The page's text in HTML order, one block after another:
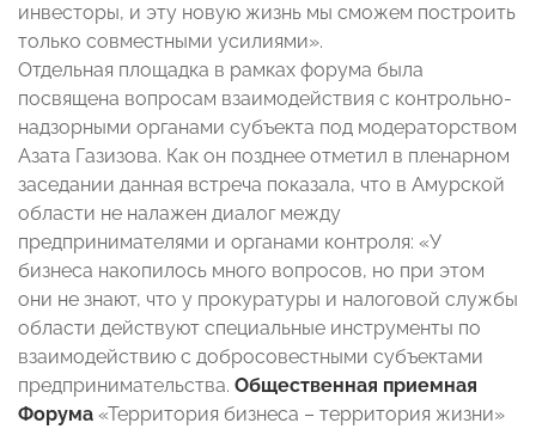
инвесторы, и эту новую жизнь мы сможем построить
только совместными усилиями».
Отдельная площадка в рамках форума была
посвящена вопросам взаимодействия с контрольно-
надзорными органами субъекта под модераторством
Азата Газизова. Как он позднее отметил в пленарном
заседании данная встреча показала, что в Амурской
области не налажен диалог между
предпринимателями и органами контроля: «У
бизнеса накопилось много вопросов, но при этом
они не знают, что у прокуратуры и налоговой службы
области действуют специальные инструменты по
взаимодействию с добросовестными субъектами
предпринимательства. Общественная приемная
Форума «Территория бизнеса – территория жизни»